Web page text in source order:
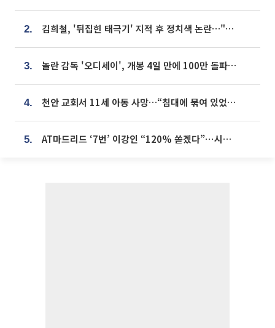
2. 김희철, '뒤집힌 태극기' 지적 후 정치색 논란…"좌우 떠나 우리나라 국기"
3. 놀란 감독 '오디세이', 개봉 4일 만에 100만 돌파⋯'왕사남' 보다 빠르다
4. 천안 교회서 11세 아동 사망…“침대에 묶여 있었다” 진술 확보
5. AT마드리드 ‘7번’ 이강인 “120% 쏟겠다”⋯시메오네 감독 “필요한 선수”